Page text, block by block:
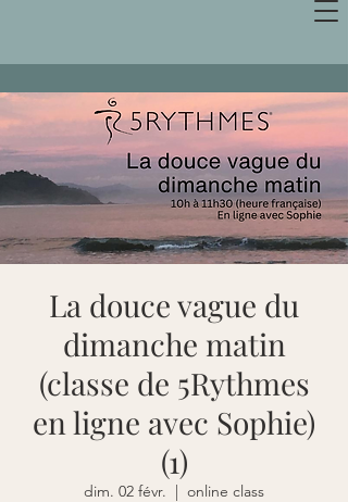
La douce vague du
dimanche matin
(classe de 5Rythmes
en ligne avec Sophie)
(1)
dim. 02 févr.
  |
online class